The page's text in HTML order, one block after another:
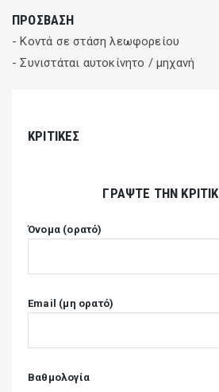
ΠΡΌΣΒΑΣΗ
- Κοντά σε στάση λεωφορείου
- Συνιστάται αυτοκίνητο / μηχανή
ΚΡΙΤΙΚΈΣ
ΓΡΆΨΤΕ ΤΗΝ
Όνομα (ορατό)
Email (μη ορατό)
Βαθμολογία